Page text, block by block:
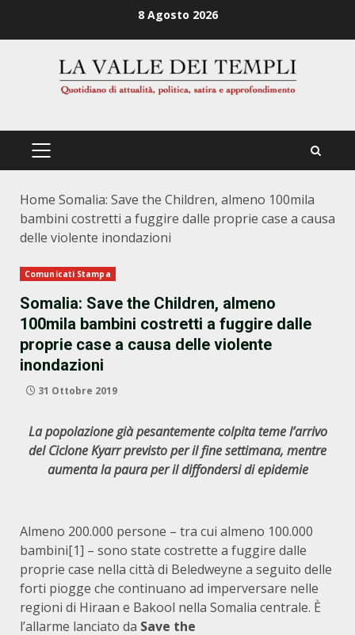
8 Agosto 2026
PRIMÄRES
Home Somalia: Save the Children, almeno 100mila
bambini costretti a fuggire dalle proprie case a causa
delle violente inondazioni
Comunicati Stampa
Somalia: Save the Children, almeno
100mila bambini costretti a fuggire dalle
proprie case a causa delle violente
inondazioni
31 Ottobre 2019
La popolazione già pesantemente colpita teme l’arrivo
del Ciclone Kyarr previsto per il fine settimana, mentre
aumenta la paura per il diffondersi di epidemie
Almeno 200.000 persone – tra cui almeno 100.000
bambini[1] – sono state costrette a fuggire dalle
proprie case nella città di Beledweyne a seguito delle
forti piogge che continuano ad imperversare nelle
regioni di Hiraan e Bakool nella Somalia centrale. È
l’allarme lanciato da Save the